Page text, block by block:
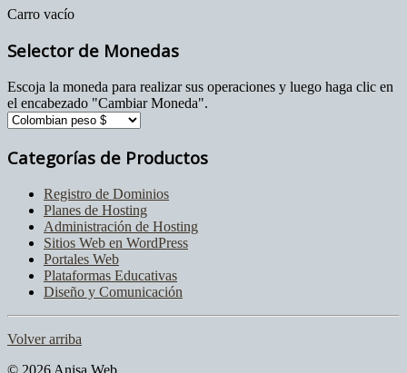
Carro vacío
Selector de Monedas
Escoja la moneda para realizar sus operaciones y luego haga clic en
el encabezado "Cambiar Moneda".
Categorías de Productos
Registro de Dominios
Planes de Hosting
Administración de Hosting
Sitios Web en WordPress
Portales Web
Plataformas Educativas
Diseño y Comunicación
Volver arriba
© 2026 Anisa Web